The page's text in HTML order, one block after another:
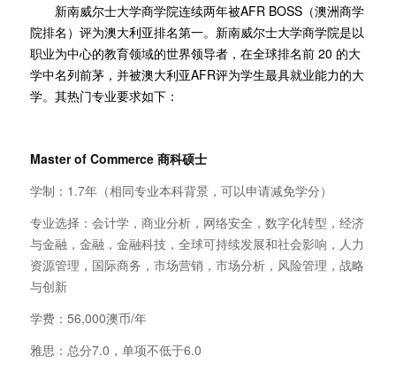
新南威尔士大学商学院连续两年被AFR BOSS（澳洲商学
院排名）评为澳大利亚排名第一。新南威尔士大学商学院是以
职业为中心的教育领域的世界领导者，在全球排名前 20 的大
学中名列前茅，并被澳大利亚AFR评为学生最具就业能力的大
学。其热门专业要求如下：
Master of Commerce 商科硕士
学制：1.7年（相同专业本科背景，可以申请减免学分）
专业选择：会计学，商业分析，网络安全，数字化转型，经济
与金融，金融，金融科技，全球可持续发展和社会影响，人力
资源管理，国际商务，市场营销，市场分析，风险管理，战略
与创新
学费：56,000澳币/年
雅思：总分7.0，单项不低于6.0